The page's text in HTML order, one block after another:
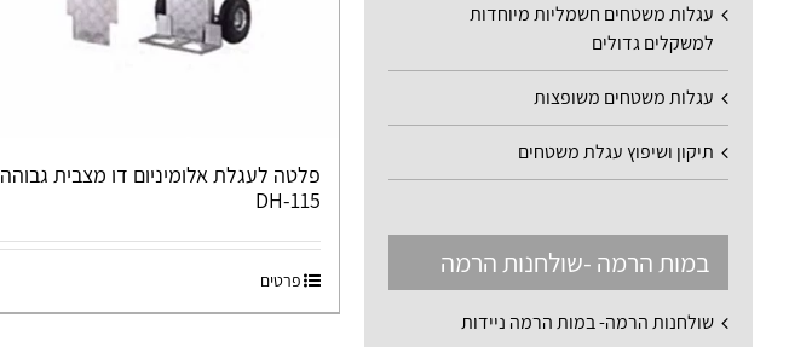
פלטה לעגלת אלומיניום דו מצבית גבוהה
DH-115
פרטים
עגלות משטחים חשמליות מיוחדות
למשקלים גדולים
עגלות משטחים משופצות
תיקון ושיפוץ עגלת משטחים
במות הרמה -שולחנות הרמה
שולחנות הרמה- במות הרמה ניידות